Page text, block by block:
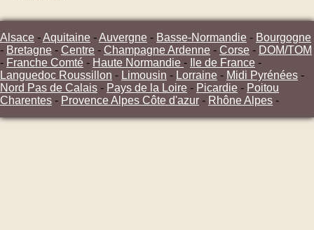
Alsace -Aquitaine -Auvergne - Basse-Normandie - Bourgogne
- Bretagne - Centre - Champagne Ardenne - Corse - DOM/TOM
- Franche Comté - Haute Normandie - Ile de France -
Languedoc Roussillon - Limousin - Lorraine - Midi Pyrénées -
Nord Pas de Calais - Pays de la Loire - Picardie - Poitou
Charentes - Provence Alpes Côte d'azur - Rhône Alpes -